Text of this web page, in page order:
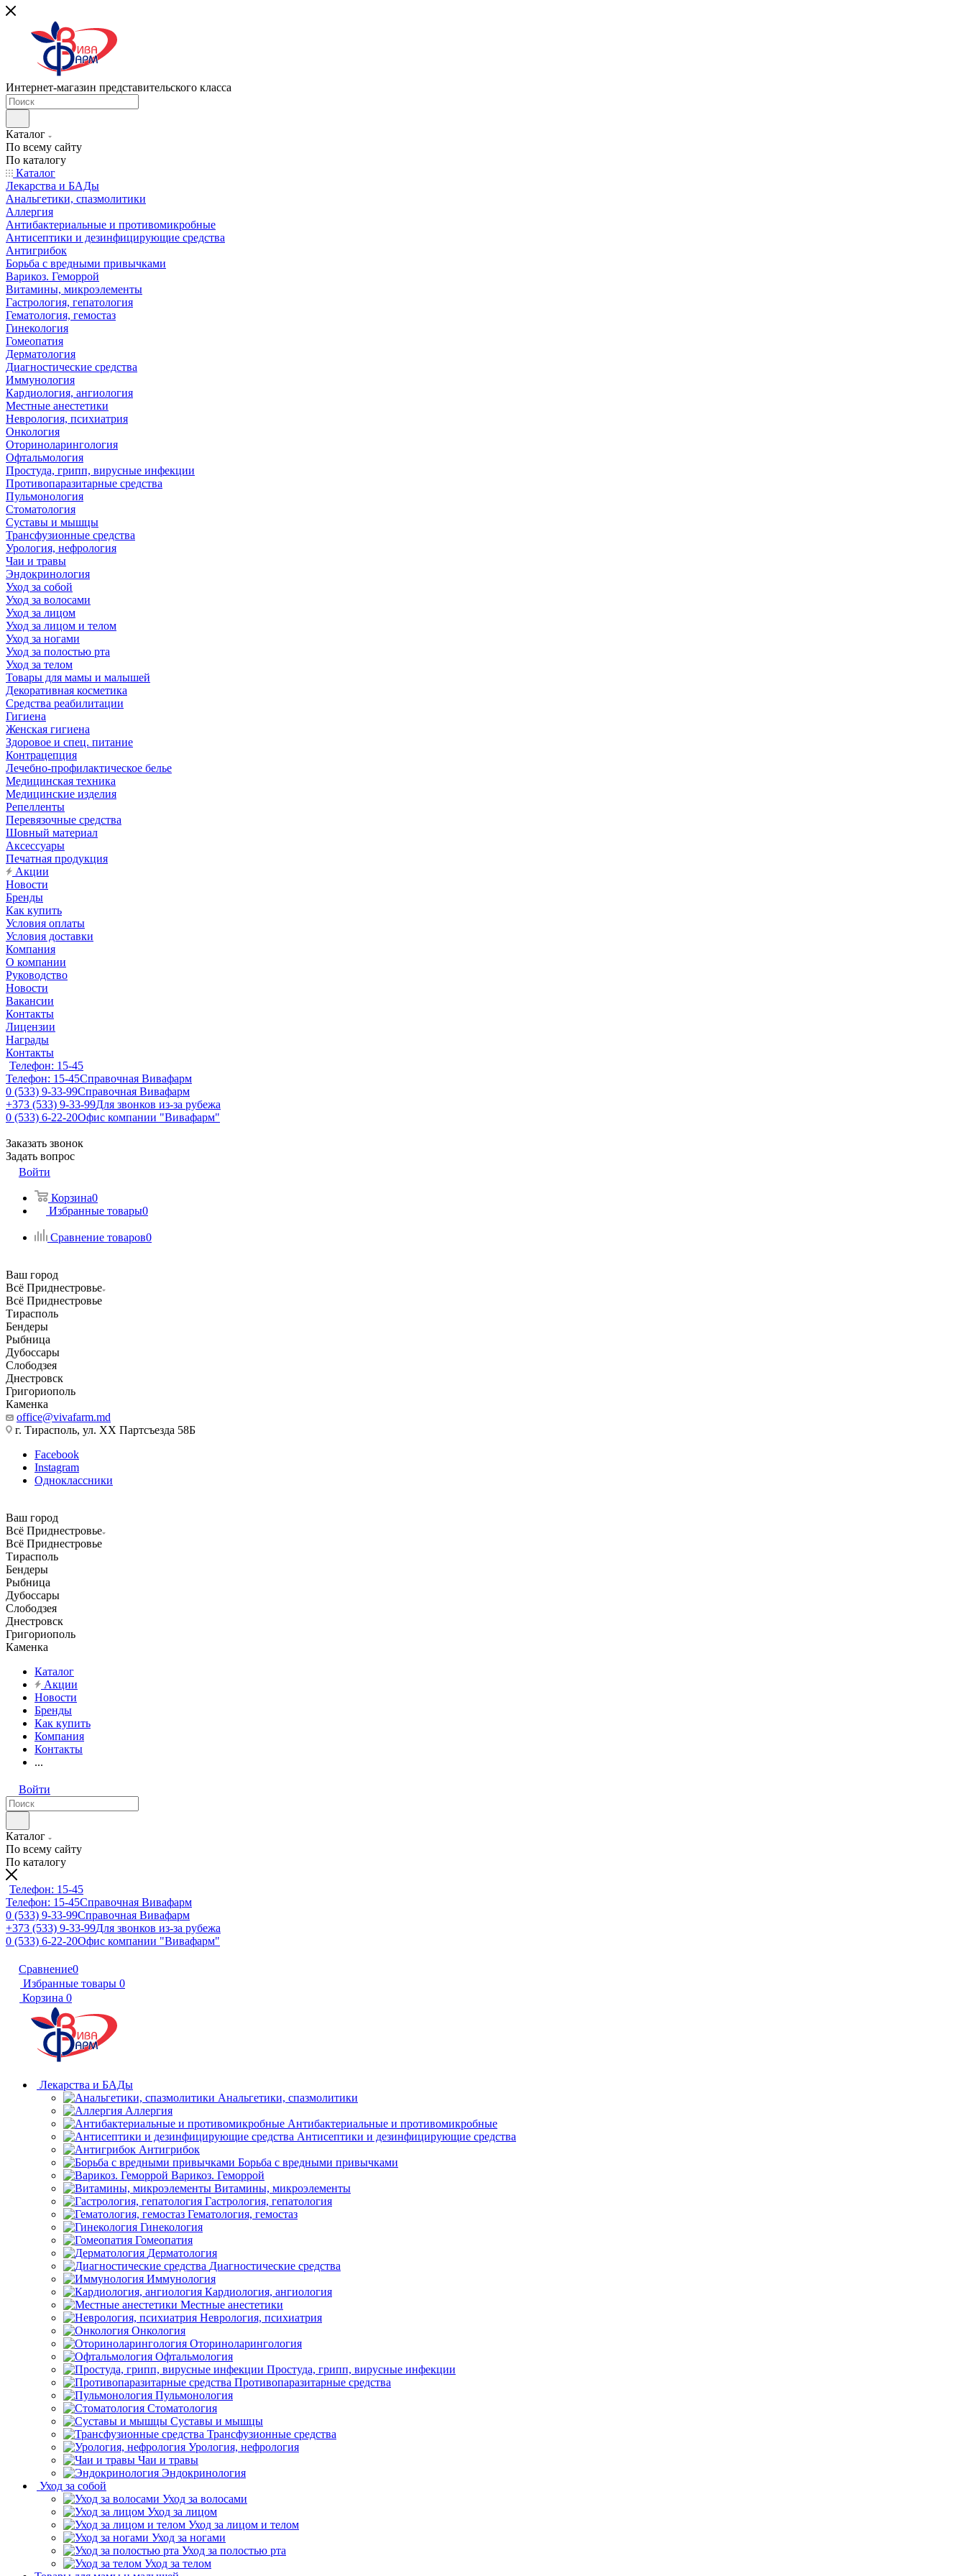
Интернет-магазин представительского класса
Каталог
По всему сайту
По каталогу
Каталог
Лекарства и БАДы
Анальгетики, спазмолитики
Аллергия
Антибактериальные и противомикробные
Антисептики и дезинфицирующие средства
Антигрибок
Борьба с вредными привычками
Варикоз. Геморрой
Витамины, микроэлементы
Гастрология, гепатология
Гематология, гемостаз
Гинекология
Гомеопатия
Дерматология
Диагностические средства
Иммунология
Кардиология, ангиология
Местные анестетики
Неврология, психиатрия
Онкология
Оториноларингология
Офтальмология
Простуда, грипп, вирусные инфекции
Противопаразитарные средства
Пульмонология
Стоматология
Суставы и мышцы
Трансфузионные средства
Урология, нефрология
Чаи и травы
Эндокринология
Уход за собой
Уход за волосами
Уход за лицом
Уход за лицом и телом
Уход за ногами
Уход за полостью рта
Уход за телом
Товары для мамы и малышей
Декоративная косметика
Средства реабилитации
Гигиена
Женская гигиена
Здоровое и спец. питание
Контрацепция
Лечебно-профилактическое белье
Медицинская техника
Медицинские изделия
Репелленты
Перевязочные средства
Шовный материал
Аксессуары
Печатная продукция
Акции
Новости
Бренды
Как купить
Условия оплаты
Условия доставки
Компания
О компании
Руководство
Новости
Вакансии
Контакты
Лицензии
Награды
Контакты
Телефон: 15-45
Телефон: 15-45Справочная Вивафарм
0 (533) 9-33-99Справочная Вивафарм
+373 (533) 9-33-99Для звонков из-за рубежа
0 (533) 6-22-20Офис компании "Вивафарм"
Заказать звонок
Задать вопрос
Войти
Корзина0
Избранные товары0
Сравнение товаров0
Ваш город
Всё Приднестровье
Всё Приднестровье
Тирасполь
Бендеры
Рыбница
Дубоссары
Слободзея
Днестровск
Григориополь
Каменка
office@vivafarm.md
г. Тирасполь, ул. ХХ Партсъезда 58Б
Facebook
Instagram
Одноклассники
Ваш город
Всё Приднестровье
Всё Приднестровье
Тирасполь
Бендеры
Рыбница
Дубоссары
Слободзея
Днестровск
Григориополь
Каменка
Каталог
Акции
Новости
Бренды
Как купить
Компания
Контакты
...
Войти
Каталог
По всему сайту
По каталогу
Телефон: 15-45
Телефон: 15-45Справочная Вивафарм
0 (533) 9-33-99Справочная Вивафарм
+373 (533) 9-33-99Для звонков из-за рубежа
0 (533) 6-22-20Офис компании "Вивафарм"
Сравнение0
Избранные товары 0
Корзина 0
Лекарства и БАДы
Анальгетики, спазмолитики
Аллергия
Антибактериальные и противомикробные
Антисептики и дезинфицирующие средства
Антигрибок
Борьба с вредными привычками
Варикоз. Геморрой
Витамины, микроэлементы
Гастрология, гепатология
Гематология, гемостаз
Гинекология
Гомеопатия
Дерматология
Диагностические средства
Иммунология
Кардиология, ангиология
Местные анестетики
Неврология, психиатрия
Онкология
Оториноларингология
Офтальмология
Простуда, грипп, вирусные инфекции
Противопаразитарные средства
Пульмонология
Стоматология
Суставы и мышцы
Трансфузионные средства
Урология, нефрология
Чаи и травы
Эндокринология
Уход за собой
Уход за волосами
Уход за лицом
Уход за лицом и телом
Уход за ногами
Уход за полостью рта
Уход за телом